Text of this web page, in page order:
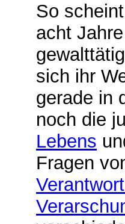
So
acht
sich ihr
gerade in
noch die
Lebens
Fragen